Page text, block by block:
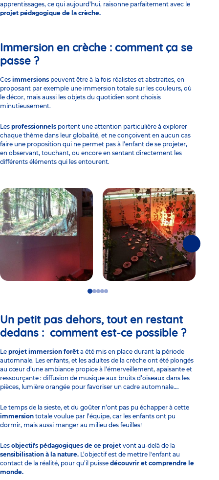
apprentissages, ce qui aujourd’hui, raisonne parfaitement avec le
projet pédagogique de la crèche.
Immersion en crèche : comment ça se
passe ?
Ces immersions peuvent être à la fois réalistes et abstraites, en
proposant par exemple une immersion totale sur les couleurs, où
le décor, mais aussi les objets du quotidien sont choisis
minutieusement.
Les professionnels portent une attention particulière à explorer
chaque thème dans leur globalité, et ne conçoivent en aucun cas
faire une proposition qui ne permet pas à l’enfant de se projeter,
en observant, touchant, ou encore en sentant directement les
différents éléments qui les entourent.
Go
1
Go
2
Go
3
GoGo
5
Un petit pas dehors, tout en restant
dedans : comment est-ce possible ?
Le projet immersion forêt a été mis en place durant la période
automnale. Les enfants, et les adultes de la crèche ont été plongés
au cœur d’une ambiance propice à l’émerveillement, apaisante et
ressourçante : diffusion de musique aux bruits d’oiseaux dans les
pièces, lumière orangée pour favoriser un cadre automnale….
Le temps de la sieste, et du goûter n’ont pas pu échapper à cette
immersion totale voulue par l’équipe, car les enfants ont pu
dormir, mais aussi manger au milieu des feuilles!
Les objectifs pédagogiques de ce projet vont au-delà de la
sensibilisation à la nature. L’objectif est de mettre l'enfant au
contact de la réalité, pour qu’il puisse découvrir et comprendre le
monde.